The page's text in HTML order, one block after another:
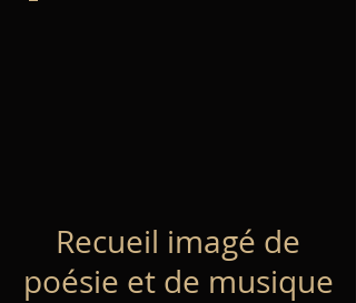
Recueil imagé de
poésie et de musique